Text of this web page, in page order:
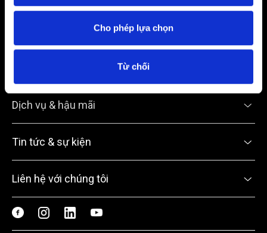
Cho phép lựa chọn
Từ chối
Điện thoại:0934 686 195
contact.ahn@audi-hanoi.vn
Dịch vụ & hậu mãi
Tin tức & sự kiện
Liên hệ với chúng tôi